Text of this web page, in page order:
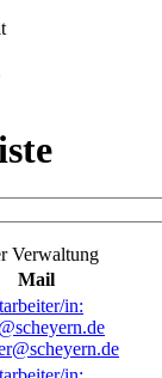
Verwaltung
Mail